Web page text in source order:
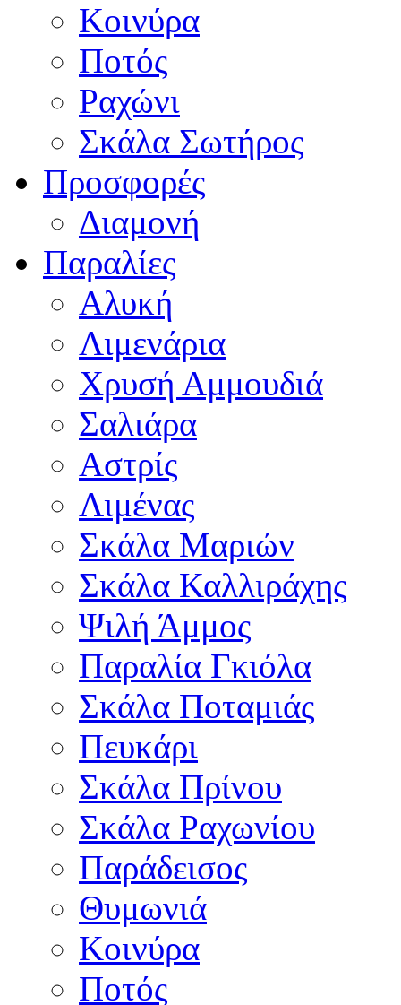
Κοινύρα
Ποτός
Ραχώνι
Σκάλα Σωτήρος
Προσφορές
Διαμονή
Παραλίες
Αλυκή
Λιμενάρια
Χρυσή Αμμουδιά
Σαλιάρα
Αστρίς
Λιμένας
Σκάλα Μαριών
Σκάλα Καλλιράχης
Ψιλή Άμμος
Παραλία Γκιόλα
Σκάλα Ποταμιάς
Πευκάρι
Σκάλα Πρίνου
Σκάλα Ραχωνίου
Παράδεισος
Θυμωνιά
Κοινύρα
Ποτός